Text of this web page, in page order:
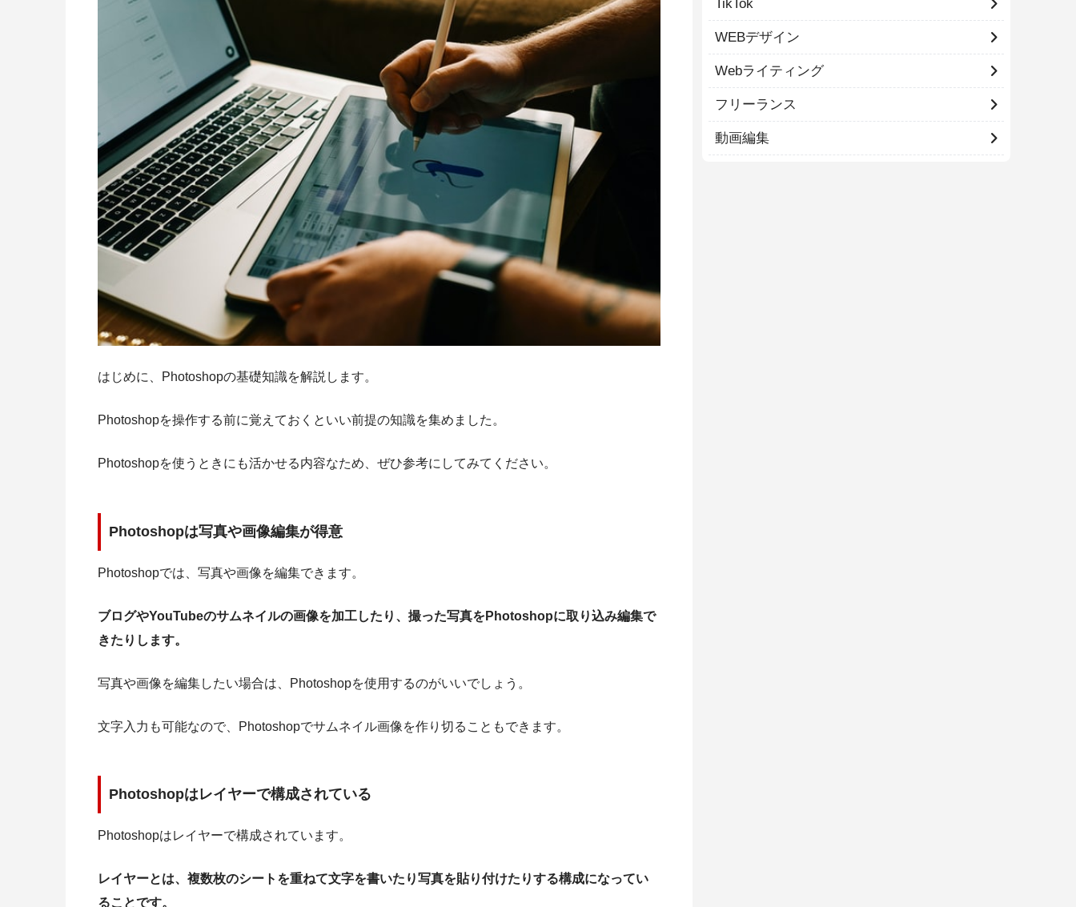
はじめに、Photoshopの基礎知識を解説します。
Photoshopを操作する前に覚えておくといい前提の知識を集めました。
Photoshopを使うときにも活かせる内容なため、ぜひ参考にしてみてください。
Photoshopは写真や画像編集が得意
Photoshopでは、写真や画像を編集できます。
ブログやYouTubeのサムネイルの画像を加工したり、撮った写真をPhotoshopに取り込み編集で
きたりします。
写真や画像を編集したい場合は、Photoshopを使用するのがいいでしょう。
文字入力も可能なので、Photoshopでサムネイル画像を作り切ることもできます。
Photoshopはレイヤーで構成されている
Photoshopはレイヤーで構成されています。
レイヤーとは、複数枚のシートを重ねて文字を書いたり写真を貼り付けたりする構成になってい
ることです。
TikTok
WEBデザイン
Webライティング
フリーランス
動画編集